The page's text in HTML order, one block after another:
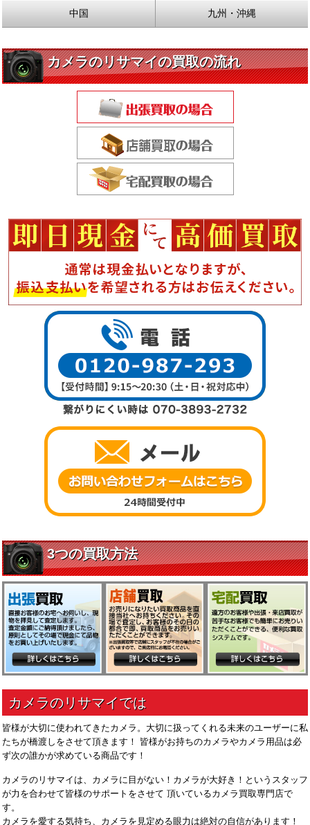
中国 九州・沖縄
皆様が大切に使われてきたカメラ。大切に扱ってくれる未来のユーザーに私
たちが橋渡しをさせて頂きます！ 皆様がお持ちのカメラやカメラ用品は必
ず次の誰かが求めている商品です！
カメラのリサマイは、カメラに目がない！カメラが大好き！というスタッフ
が力を合わせて皆様のサポートをさせて 頂いているカメラ買取専門店で
す。
カメラを愛する気持ち、カメラを見定める眼力は絶対の自信があります！